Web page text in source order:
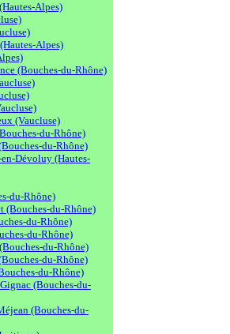
Alpes)
Alpes)
(Bouches-du-Rhône)
(Vaucluse)
du-Rhône)
du-Rhône)
Dévoluy (Hautes-
du-Rhône)
(Bouches-du-Rhône)
du-Rhône)
du-Rhône)
du-Rhône)
du-Rhône)
du-Rhône)
(Bouches-du-
(Bouches-du-